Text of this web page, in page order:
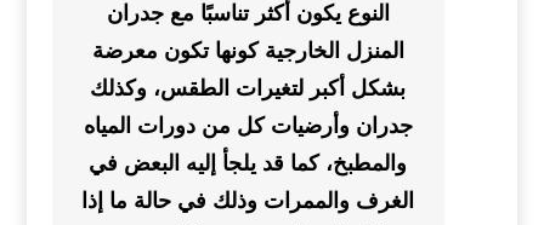
النوع يكون أكثر تناسبًا مع جدران
المنزل الخارجية كونها تكون معرضة
بشكل أكبر لتغيرات الطقس، وكذلك
جدران وأرضيات كل من دورات المياه
والمطبخ، كما قد يلجأ إليه البعض في
الغرف والممرات وذلك في حالة ما إذا